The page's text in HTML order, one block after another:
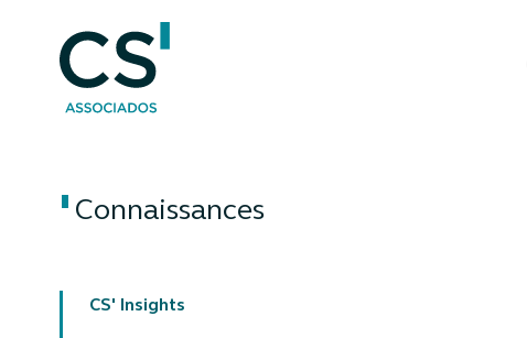
Connaissances
CS' Insights